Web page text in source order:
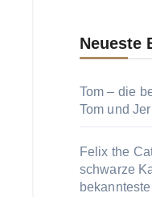
Neueste
Tom – die
Tom und
Felix the
schwarze